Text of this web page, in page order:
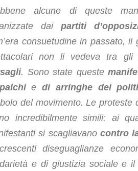
alcune di queste
dai partiti
consuetudine in passato,
non li vedeva tra gli
. Sono state queste
edi arringhe dei
del movimento. Le proteste
incredibilmente simili: ai
si scagliavano contro
diseguaglianze
e di giustizia sociale e